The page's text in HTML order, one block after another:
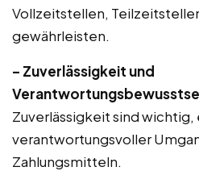
Vollzeitstellen,
gewährleisten.
– Zuverlässigkeit und
Zuverlässigkeit sind wichtig,
verantwortungsvoller
Zahlungsmitteln.